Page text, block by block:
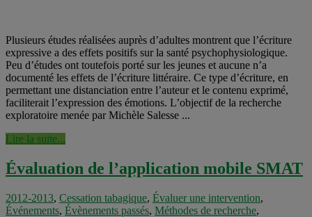
Plusieurs études réalisées auprès d’adultes montrent que l’écriture
expressive a des effets positifs sur la santé psychophysiologique.
Peu d’études ont toutefois porté sur les jeunes et aucune n’a
documenté les effets de l’écriture littéraire. Ce type d’écriture, en
permettant une distanciation entre l’auteur et le contenu exprimé,
faciliterait l’expression des émotions. L’objectif de la recherche
exploratoire menée par Michèle Salesse ...
Lire la suite...
Évaluation de l’application mobile SMAT
2012-2013, Cessation tabagique, Évaluer une intervention,
Événements, Évènements passés, Méthodes de recherche,